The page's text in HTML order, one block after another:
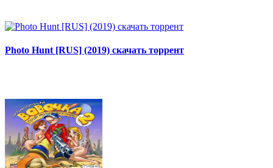
Photo Hunt [RUS] (2019) скачать торрент